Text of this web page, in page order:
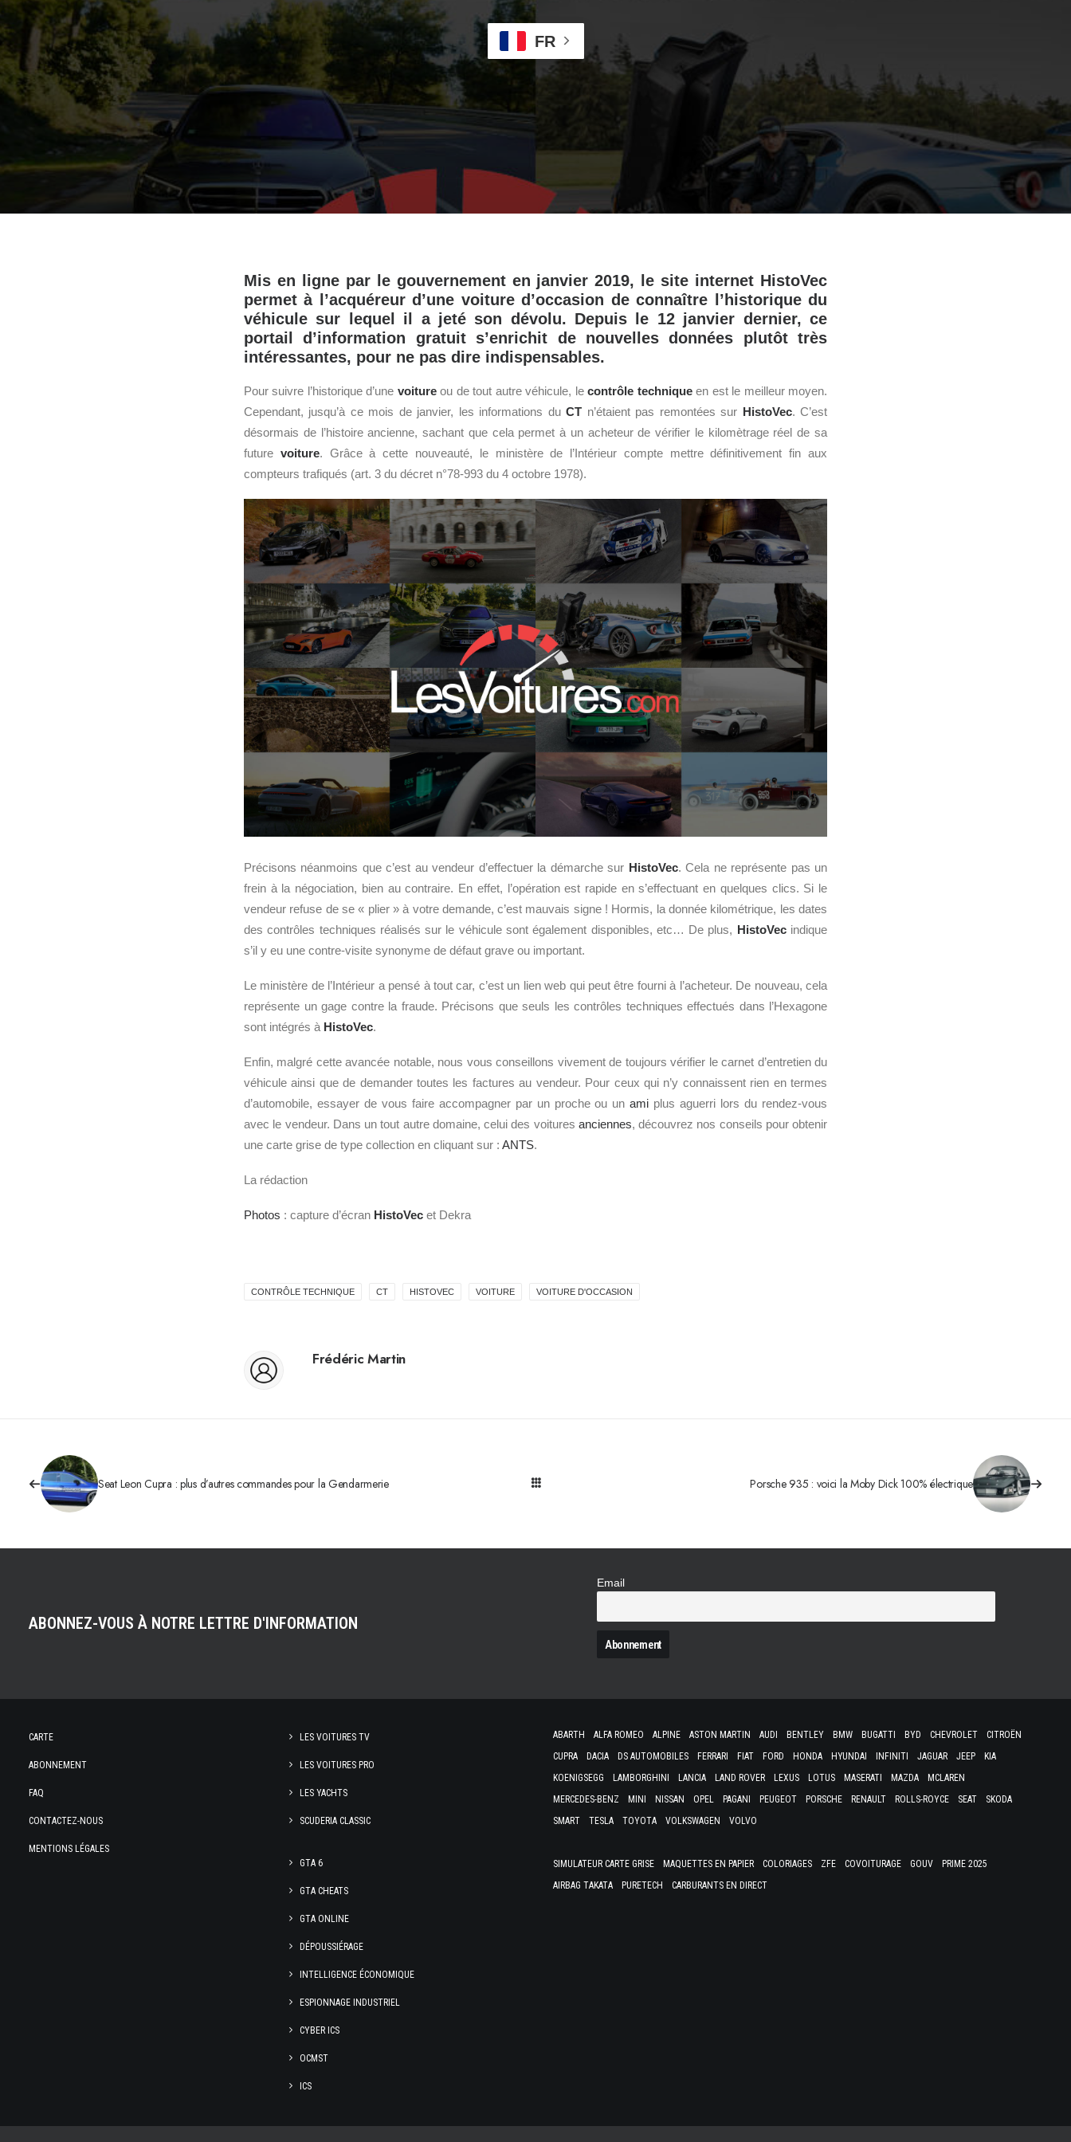
FR
Mis en ligne par le gouvernement en janvier 2019, le site internet HistoVec
permet à l’acquéreur d’une voiture d’occasion de connaître l’historique du
véhicule sur lequel il a jeté son dévolu. Depuis le 12 janvier dernier, ce
portail d’information gratuit s’enrichit de nouvelles données plutôt très
intéressantes, pour ne pas dire indispensables.
Pour suivre l’historique d’une voitureou de tout autre véhicule, lecontrôle techniqueen est le meilleur moyen.
Cependant, jusqu’à ce mois de janvier, les informations duCT n’étaient pas remontées sur HistoVec. C’est
désormais de l’histoire ancienne, sachant que cela permet à un acheteur de vérifier le kilomètrage réel de sa
future voiture. Grâce à cette nouveauté, le ministère de l’Intérieur compte mettre définitivement fin aux
compteurs trafiqués (art. 3 du décret n°78-993 du 4 octobre 1978).
Précisons néanmoins que c’est au vendeur d’effectuer la démarche sur HistoVec. Cela ne représente pas un
frein à la négociation, bien au contraire. En effet, l’opération est rapide en s’effectuant en quelques clics. Si le
vendeur refuse de se « plier » à votre demande, c’est mauvais signe ! Hormis, la donnée kilométrique, les dates
des contrôles techniques réalisés sur le véhicule sont également disponibles, etc… De plus, HistoVecindique
s’il y eu une contre-visite synonyme de défaut grave ou important.
Le ministère de l’Intérieur a pensé à tout car, c’est un lien web qui peut être fourni à l’acheteur. De nouveau, cela
représente un gage contre la fraude. Précisons que seuls les contrôles techniques effectués dans l’Hexagone
sont intégrés à HistoVec.
Enfin, malgré cette avancée notable, nous vous conseillons vivement de toujours vérifier le carnet d’entretien du
véhicule ainsi que de demander toutes les factures au vendeur. Pour ceux qui n’y connaissent rien en termes
d’automobile, essayer de vous faire accompagner par un proche ou unami plus aguerri lors du rendez-vous
avec le vendeur. Dans un tout autre domaine, celui des voitures anciennes, découvrez nos conseils pour obtenir
une carte grise de type collection en cliquant sur : ANTS.
La rédaction
Photos : capture d’écran HistoVec et Dekra
CONTRÔLE TECHNIQUE CT HISTOVEC VOITURE VOITURE D'OCCASION
Frédéric Martin
Seat Leon Cupra : plus d’autres commandes pour la Gendarmerie Porsche 935 : voici la Moby Dick 100% électrique
ABONNEZ-VOUS À NOTRE LETTRE D'INFORMATION
Email
CARTE
ABONNEMENT
FAQ
CONTACTEZ-NOUS
MENTIONS LÉGALES
LES VOITURES TV
LES VOITURES PRO
LES YACHTS
SCUDERIA CLASSIC
GTA 6
GTA CHEATS
GTA ONLINE
DÉPOUSSIÉRAGE
INTELLIGENCE ÉCONOMIQUE
ESPIONNAGE INDUSTRIEL
CYBER ICS
OCMST
ICS
ABARTH ALFA ROMEO ALPINE ASTON MARTIN AUDI BENTLEY BMW BUGATTI BYD CHEVROLET
CITROËN
CUPRA
DACIA DS AUTOMOBILES FERRARI FIAT FORD HONDA HYUNDAI INFINITI JAGUAR JEEP
KIA
KOENIGSEGG
LAMBORGHINI LANCIA LAND ROVER LEXUS LOTUS MASERATI MAZDA
MCLAREN
MERCEDES-BENZ
MINI NISSAN OPEL PAGANI PEUGEOT PORSCHE RENAULT ROLLS-ROYCE SEAT
SKODA
SMART
TESLA TOYOTA VOLKSWAGEN VOLVO
SIMULATEUR CARTE GRISE MAQUETTES EN PAPIER COLORIAGES ZFE COVOITURAGE GOUV
PRIME 2025
AIRBAG TAKATA
PURETECH CARBURANTS EN DIRECT